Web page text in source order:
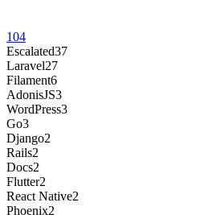
104
Escalated37
Laravel27
Filament6
AdonisJS3
WordPress3
Go3
Django2
Rails2
Docs2
Flutter2
React Native2
Phoenix2